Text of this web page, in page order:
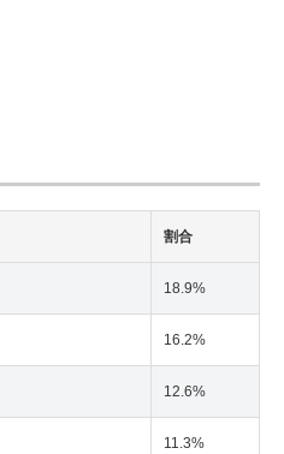
割合
18.9%
16.2%
12.6%
11.3%